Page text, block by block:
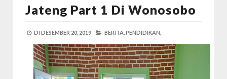
Jateng Part 1 Di Wonosobo
DI DESEMBER 20, 2019 BERITA, PENDIDIKAN,